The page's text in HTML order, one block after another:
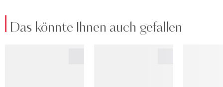
Das könnte Ihnen auch gefallen